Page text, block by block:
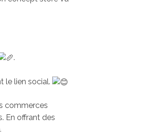
.
le lien social.
commerces
En offrant des